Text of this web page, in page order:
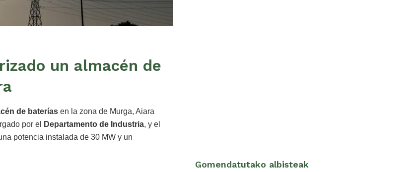
un almacén de
de baterías en la zona de Murga, Aiara
por el
Departamento de Industria, y el
potencia instalada de 30 MW y un
Gomendatutako albisteak